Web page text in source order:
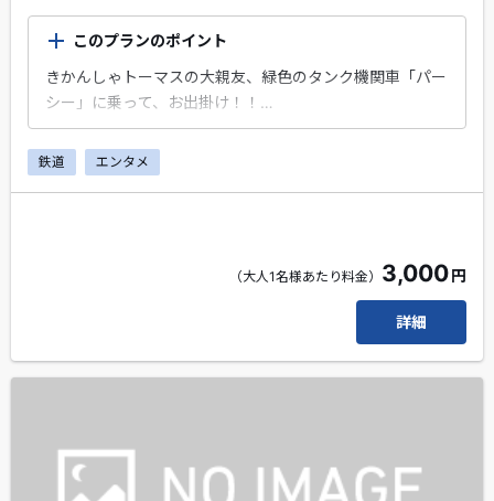
このプランのポイント
きかんしゃトーマスの大親友、緑色のタンク機関車「パー
シー」に乗って、お出掛け！！
大井川本線の「新金谷駅」から出発！「川根温泉笹間渡
駅」まで乗車するプランです。※乗車券は、金谷駅から有
線路を駆け抜けるパーシーの、力強い走りをぜひお楽しみ
鉄道 エンタメ
（大人1名様あたり料金） 3,000円
詳細